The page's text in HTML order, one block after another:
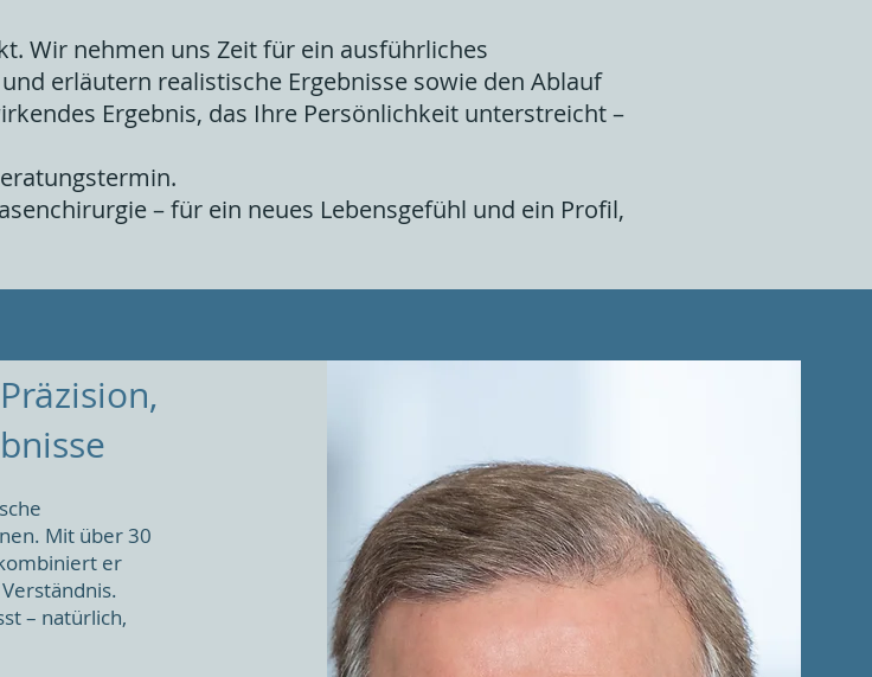
Wir nehmen uns Zeit für ein ausführliches
erläutern realistische Ergebnisse sowie den Ablauf
Ergebnis, das Ihre Persönlichkeit unterstreicht –
– für ein neues Lebensgefühl und ein Profil,
Mit über 30
er
– natürlich,